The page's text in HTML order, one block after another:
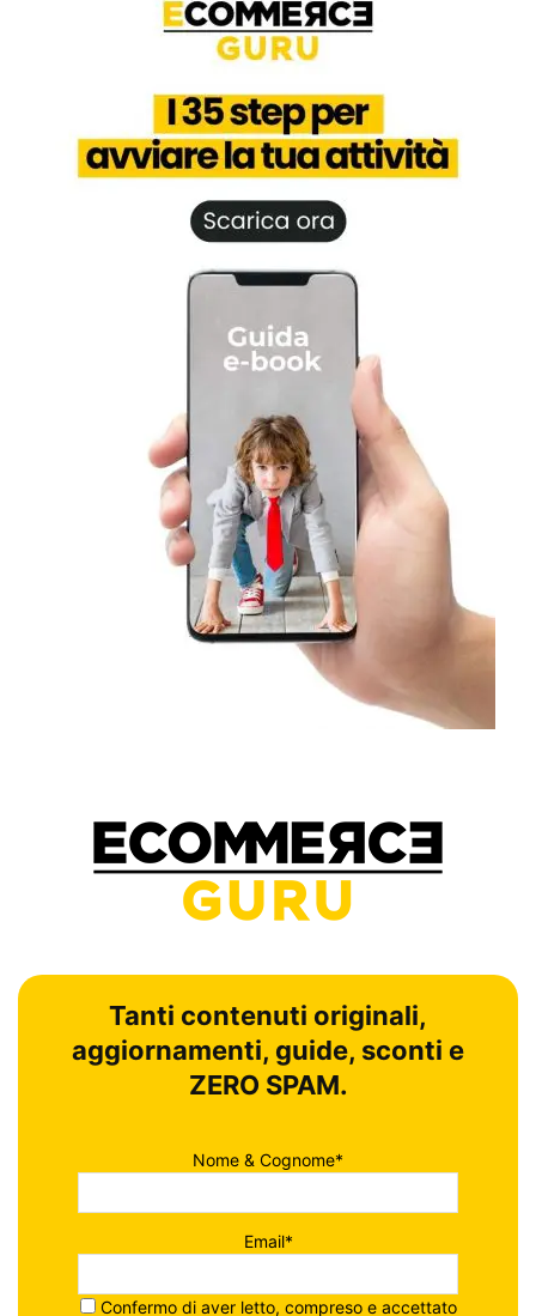
Tanti contenuti originali,
aggiornamenti, guide, sconti e
ZERO SPAM.
Nome & Cognome*
Email*
Confermo di aver letto, compreso e accettato